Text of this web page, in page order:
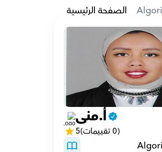
الصفحة الرئيسية
أ.منى
5 (0 تقييمات)